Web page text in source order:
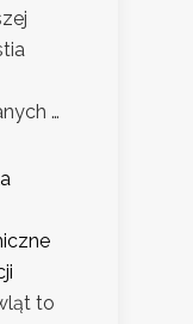
…
to